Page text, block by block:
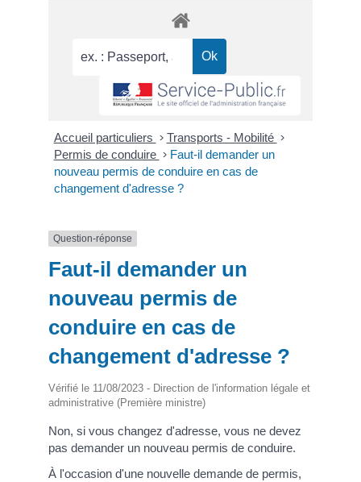
Accueil particuliers > Transports - Mobilité >
Permis de conduire > Faut-il demander un
nouveau permis de conduire en cas de
changement d'adresse ?
Question-réponse
Faut-il demander un
nouveau permis de
conduire en cas de
changement d'adresse ?
Vérifié le 11/08/2023 - Direction de l'information légale et
administrative (Première ministre)
Non, si vous changez d'adresse, vous ne devez
pas demander un nouveau permis de conduire.
À l'occasion d'une nouvelle demande de permis,